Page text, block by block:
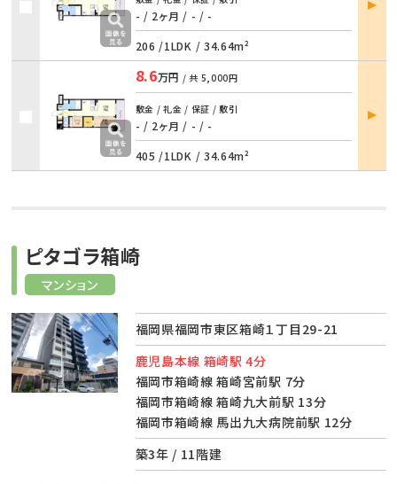
- / 2ヶ月 / - / -
206 /1LDK / 34.64m²
詳細
8.6万円 / 共 5,000円
敷金 / 礼金 / 保証 / 敷引
- / 2ヶ月 / - / -
405 /1LDK / 34.64m²
部屋
詳細
マンション
ピタゴラ箱崎
福岡県福岡市東区箱崎１丁目29-21
鹿児島本線 箱崎駅 4分
福岡市箱崎線 箱崎宮前駅 7分
福岡市箱崎線 箱崎九大前駅 13分
福岡市箱崎線 馬出九大病院前駅 12分
築3年 / 11階建